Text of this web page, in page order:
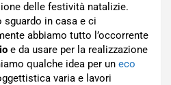
delle festività natalizie.
sguardo in casa e ci
abbiamo tutto l’occorrente
e da usare per la realizzazione
qualche idea per un eco
varia e lavori